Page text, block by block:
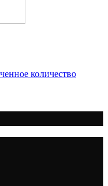
количество